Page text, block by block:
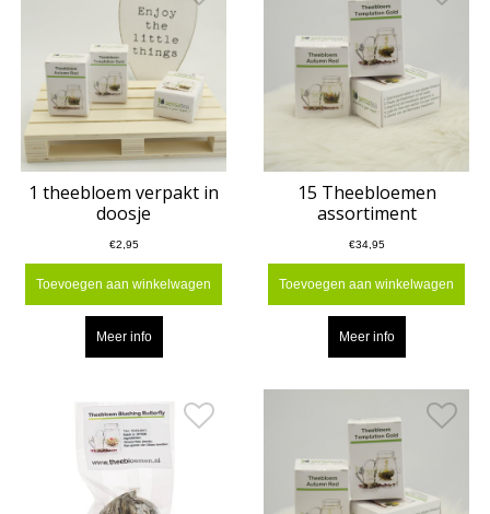
1 theebloem verpakt in
doosje
€2,95
Toevoegen aan winkelwagen
Meer info
15 Theebloemen
assortiment
€34,95
Toevoegen aan winkelwagen
Meer info